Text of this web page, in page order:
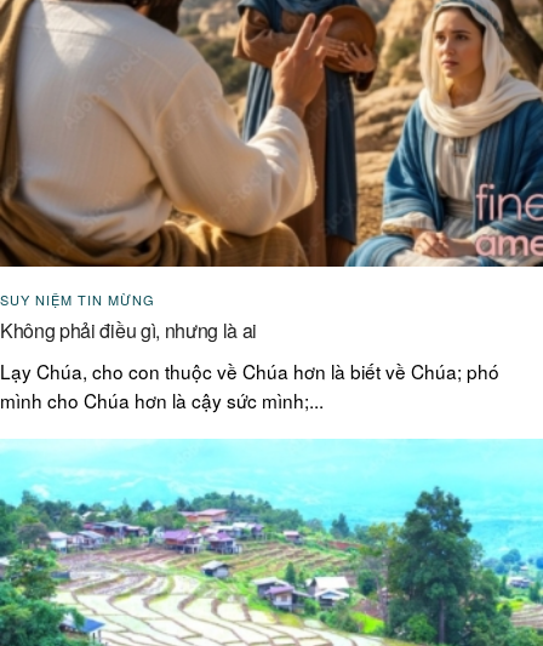
SUY NIỆM TIN MỪNG
Không phải điều gì, nhưng là ai
Lạy Chúa, cho con thuộc về Chúa hơn là biết về Chúa; phó
mình cho Chúa hơn là cậy sức mình;...